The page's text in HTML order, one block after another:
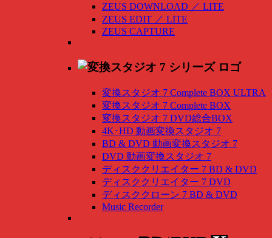
ZEUS DOWNLOAD ／ LITE
ZEUS EDIT ／ LITE
ZEUS CAPTURE
変換スタジオ 7 Complete BOX ULTRA
変換スタジオ 7 Complete BOX
変換スタジオ 7 DVD総合BOX
4K･HD 動画変換スタジオ 7
BD & DVD 動画変換スタジオ 7
DVD 動画変換スタジオ 7
ディスククリエイター 7 BD & DVD
ディスククリエイター 7 DVD
ディスククローン 7 BD & DVD
Music Recorder